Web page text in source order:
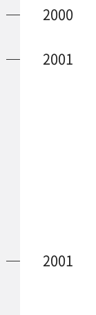
2000
2001
2001